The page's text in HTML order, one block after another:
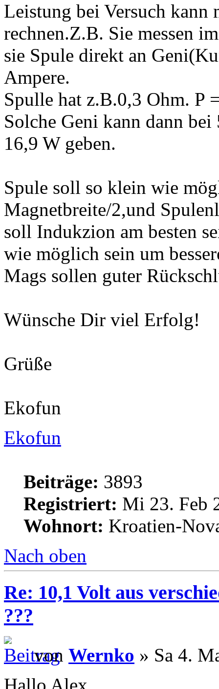
Leistung bei Versuch kann
rechnen.Z.B. Sie messen
sie Spule direkt an
Ampere.
Spulle hat z.B.0,3 Ohm.
Solche Geni kann dann
16,9 W geben.
Spule soll so klein wie
Magnetbreite/2,und
soll Indukzion am besten
wie möglich sein um
Mags sollen guter
Wünsche Dir viel Erfolg!
Grüße
Ekofun
Ekofun
Beiträge: 3893
Registriert: Mi 23. Feb
Wohnort: Kroatien-
Nach oben
Re: 10,1 Volt aus
???
von Wernko » Sa 4.
Hallo Alex,